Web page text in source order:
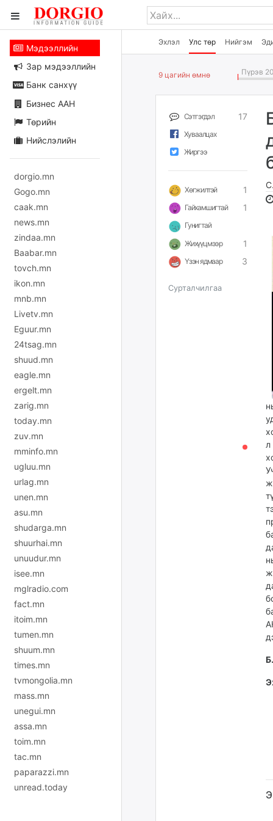
Эхлэл Улс төр Нийгэм
Мэдээллийн
Зар мэдээллийн
Банк санхүү
Бизнес ААН
Төрийн
Нийслэлийн
dorgio.mn
Gogo.mn
caak.mn
news.mn
zindaa.mn
Baabar.mn
tovch.mn
ikon.mn
mnb.mn
Livetv.mn
Eguur.mn
24tsag.mn
shuud.mn
eagle.mn
ergelt.mn
zarig.mn
today.mn
zuv.mn
mminfo.mn
ugluu.mn
urlag.mn
unen.mn
asu.mn
shudarga.mn
shuurhai.mn
unuudur.mn
isee.mn
mglradio.com
fact.mn
itoim.mn
tumen.mn
shuum.mn
times.mn
tvmongolia.mn
mass.mn
unegui.mn
assa.mn
toim.mn
tac.mn
paparazzi.mn
unread.today
9 цагийн өмнө Пүрэв
Сэтгэгдэл 17
Хуваалцах
Жиргээ
Хөгжилтэй 1
Гайхамшигтай 1
Гунигтай
Жихүүцмээр
1
Үзэн ядмаар 3
Сурталчилгаа